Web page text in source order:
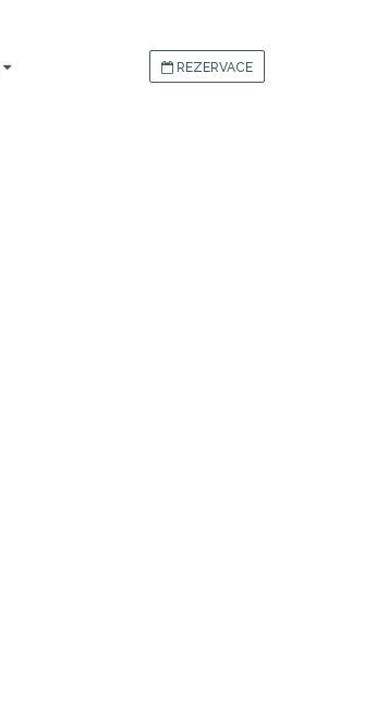
REZERVACE